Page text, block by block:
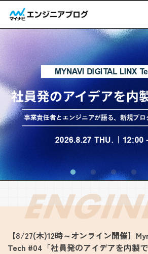
【8/27(木)12時～オンライン開催】
Tech #04「社員発のアイデアを内製